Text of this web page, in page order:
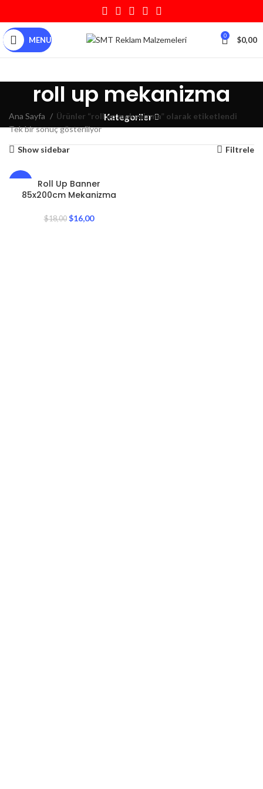
MENU 0 $0,00
roll up mekanizma
Kategoriler
Ana Sayfa
Ürünler “roll up mekanizma” olarak etiketlendi
Tek bir sonuç gösteriliyor
Show sidebar Filtrele
Roll Up Banner
85x200cm Mekanizma
$18,00 $16,00